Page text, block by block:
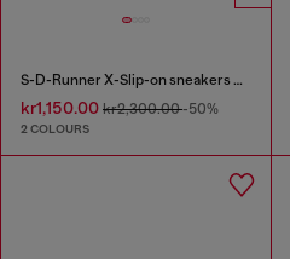
S-D-Runner X-Slip-on sneakers with matte Oval D instep
kr1,150.00 kr2,300.00-50%
2 COLOURS